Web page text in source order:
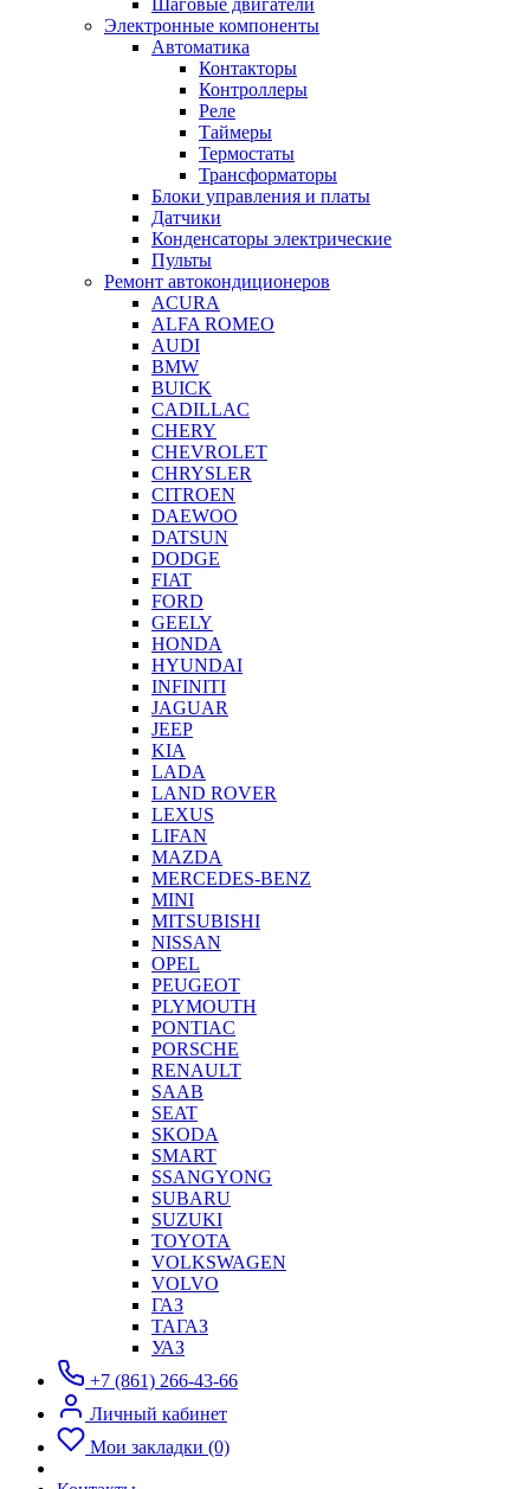
Шаговые двигатели
Электронные компоненты
Автоматика
Контакторы
Контроллеры
Реле
Таймеры
Термостаты
Трансформаторы
Блоки управления и платы
Датчики
Конденсаторы электрические
Пульты
Ремонт автокондиционеров
ACURA
ALFA ROMEO
AUDI
BMW
BUICK
CADILLAC
CHERY
CHEVROLET
CHRYSLER
CITROEN
DAEWOO
DATSUN
DODGE
FIAT
FORD
GEELY
HONDA
HYUNDAI
INFINITI
JAGUAR
JEEP
KIA
LADA
LAND ROVER
LEXUS
LIFAN
MAZDA
MERCEDES-BENZ
MINI
MITSUBISHI
NISSAN
OPEL
PEUGEOT
PLYMOUTH
PONTIAC
PORSCHE
RENAULT
SAAB
SEAT
SKODA
SMART
SSANGYONG
SUBARU
SUZUKI
TOYOTA
VOLKSWAGEN
VOLVO
ГАЗ
ТАГАЗ
УАЗ
+7 (861) 266-43-66
Личный кабинет
Мои закладки (0)